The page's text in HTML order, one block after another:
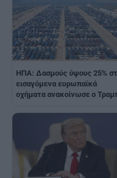
ΗΠΑ: Δασμούς ύψους 25%
εισαγόμενα ευρωπαϊκά
οχήματα ανακοίνωσε ο